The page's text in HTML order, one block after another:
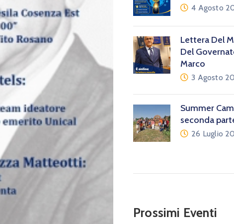
4 Agosto
Lettera Del
Del
Marco
3 Agosto
Summer
seconda
26 Luglio
Prossimi Eventi